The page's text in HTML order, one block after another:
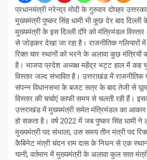
प्रधानमंत्री नरेन्द्र मोदी के गुरुवार दोपहर
मुख्यमंत्री पुष्कर सिंह धामी भी कुछ देर बाद दिल्ली
मुख्यमंत्री के इस दिल्ली दौरे को मंत्रिमंडल
से जोड़कर देखा जा रहा है। राजनीतिक गलियारों
रिक्त चार स्थानों को भरने के अलावा कुछ मंत्रियों
है। भाजपा प्रदेश अध्यक्ष महेंद्र भट्ट हाल में कह
विस्तार जल्द संभावित है। उत्तराखंड में
संपन्न विधानसभा के बजट सत्र के बाद तेजी से
विस्तार की चर्चाएं काफी समय से चलती रही हैं।
उत्तराखंड में मुख्यमंत्री समेत मंत्रिमंडल का
हो सकता है। वर्ष 2022 में जब पुष्कर सिंह धामी ने
मुख्यमंत्री पद संभाला, उस समय तीन मंत्री पद
कैबिनेट मंत्री चंदन राम दास के निधन से एक
यानी, वर्तमान में मुख्यमंत्री के अलावा कुल सात